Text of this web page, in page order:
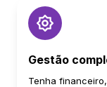
Gestão
Tenha